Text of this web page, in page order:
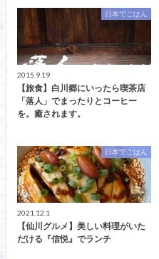
日本でごはん
2015.9.19
【旅食】白川郷にいったら喫茶店
「落人」でまったりとコーヒー
を。癒されます。
日本でごはん
2021.12.1
【仙川グルメ】美しい料理がいた
だける『信悦』でランチ